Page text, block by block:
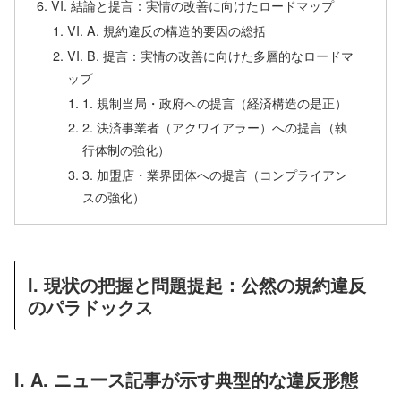
VI. 結論と提言：実情の改善に向けたロードマップ
VI. A. 規約違反の構造的要因の総括
VI. B. 提言：実情の改善に向けた多層的なロードマ
ップ
1. 規制当局・政府への提言（経済構造の是正）
2. 決済事業者（アクワイアラー）への提言（執
行体制の強化）
3. 加盟店・業界団体への提言（コンプライアン
スの強化）
I. 現状の把握と問題提起：公然の規約違反
のパラドックス
I. A. ニュース記事が示す典型的な違反形態